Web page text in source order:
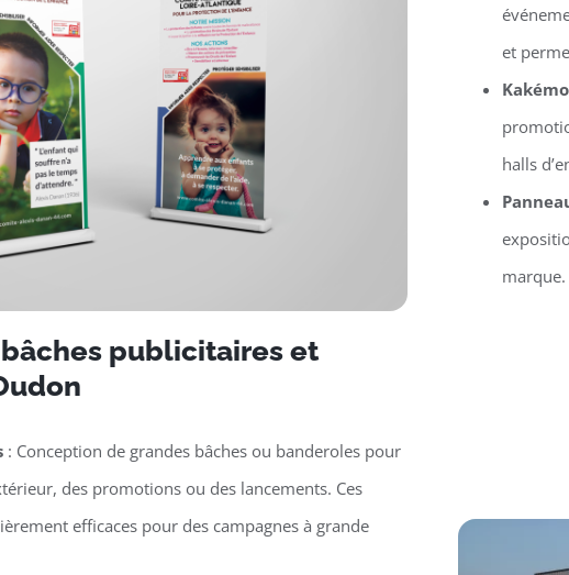
et
halls
marque.
publicitaires et
: Conception de grandes bâches ou banderoles pour
des promotions ou des lancements. Ces
efficaces pour des campagnes à grande